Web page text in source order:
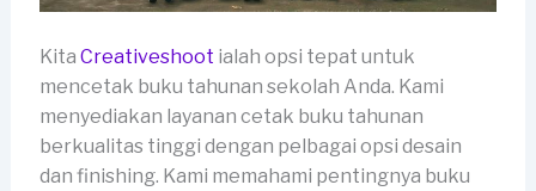
Kita Creativeshoot ialah opsi tepat untuk
mencetak buku tahunan sekolah Anda. Kami
menyediakan layanan cetak buku tahunan
berkualitas tinggi dengan pelbagai opsi desain
dan finishing. Kami memahami pentingnya buku